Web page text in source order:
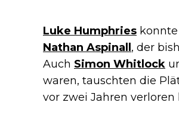
Luke Humphries
Nathan Aspinall, der
Auch Simon Whitlock
waren, tauschten die
vor zwei Jahren verloren